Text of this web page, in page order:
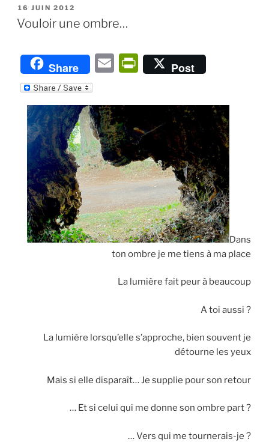
PUBLIÉ
LE
16 JUIN 2012
Vouloir une ombre…
Share
E
ai
l
P
ri
nt
Fr
ie
n
dl
y
Post
Dans
ton ombre je me tiens à ma place
La lumière fait peur à beaucoup
A toi aussi ?
La lumière lorsqu’elle s’approche, bien souvent je
détourne les yeux
Mais si elle disparaît… Je supplie pour son retour
… Et si celui qui me donne son ombre part ?
… Vers qui me tournerais-je ?